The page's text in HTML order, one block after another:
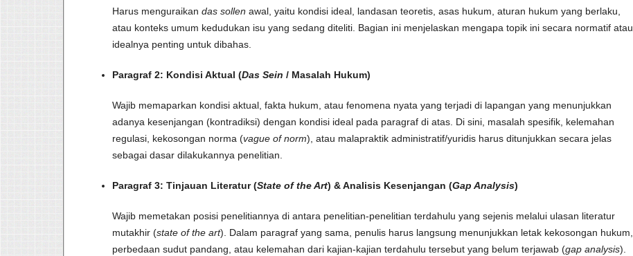
Harus menguraikan das sollen awal, yaitu kondisi ideal, landasan teoretis, asas hukum, aturan hukum yang berlaku,
atau konteks umum kedudukan isu yang sedang diteliti. Bagian ini menjelaskan mengapa topik ini secara normatif atau
idealnya penting untuk dibahas.
Paragraf 2: Kondisi Aktual (Das Sein / Masalah Hukum)
Wajib memaparkan kondisi aktual, fakta hukum, atau fenomena nyata yang terjadi di lapangan yang menunjukkan
adanya kesenjangan (kontradiksi) dengan kondisi ideal pada paragraf di atas. Di sini, masalah spesifik, kelemahan
regulasi, kekosongan norma (vague of norm), atau malapraktik administratif/yuridis harus ditunjukkan secara jelas
sebagai dasar dilakukannya penelitian.
Paragraf 3: Tinjauan Literatur (State of the Art) & Analisis Kesenjangan (Gap Analysis)
Wajib memetakan posisi penelitiannya di antara penelitian-penelitian terdahulu yang sejenis melalui ulasan literatur
mutakhir (state of the art). Dalam paragraf yang sama, penulis harus langsung menunjukkan letak kekosongan hukum,
perbedaan sudut pandang, atau kelemahan dari kajian-kajian terdahulu tersebut yang belum terjawab (gap analysis).